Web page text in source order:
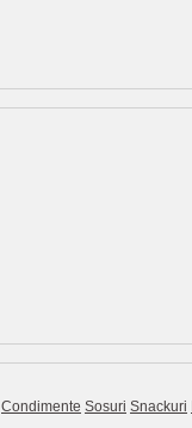
Condimente Sosuri Snackuri